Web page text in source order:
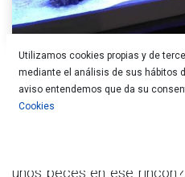
¿A quién no le gustan los
evitar quedarse mirando
no ha pensado alguna
unos peces en ese
Utilizamos cookies propias y de
mediante el análisis de sus hábitos
aviso entendemos que da su
Cookies